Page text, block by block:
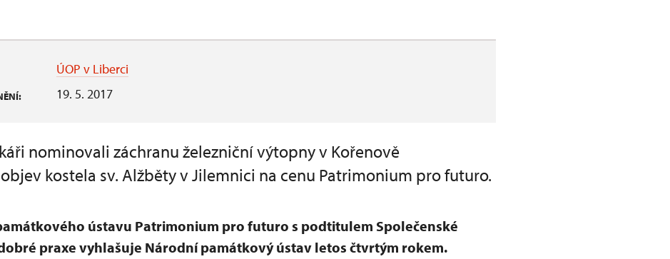
ÚOP v Liberci
19. 5. 2017
nominovali záchranu železniční výtopny v Kořenově
kostela sv. Alžběty v Jilemnici na cenu Patrimonium pro futuro.
ústavu Patrimonium pro futuro s podtitulem Společenské
praxe vyhlašuje Národní památkový ústav letos čtvrtým rokem.